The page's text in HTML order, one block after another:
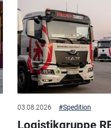
03.08.2026 #Spedition
Logistikgruppe